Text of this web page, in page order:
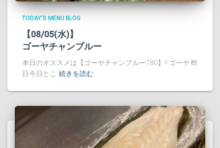
TODAY'S MENU BLOG
【08/05(水)】
ゴーヤチャンプルー
本日のオススメは【ゴーヤチャンプルー780】!! ゴーヤ 昨
日今日とこ 続きを読む